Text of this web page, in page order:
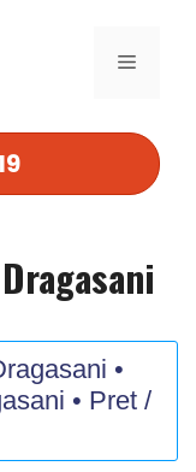
MENIU
•
• Pret /